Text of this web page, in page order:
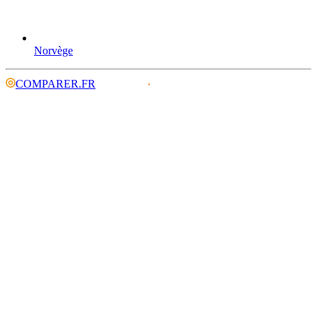
Norvège
COMPARER.FR